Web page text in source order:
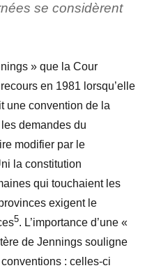
se considèrent
» que la Cour
en 1981 lorsqu’elle
une convention de la
demandes du
modifier par le
la constitution
qui touchaient les
exigent le
5. L’importance d’une «
de Jennings souligne
: celles-ci